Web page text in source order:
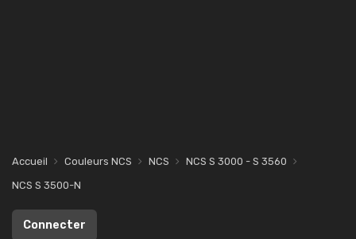
Accueil Couleurs NCS NCS
NCS S 3000 - S 3560
NCS S 3500-N
Connecter